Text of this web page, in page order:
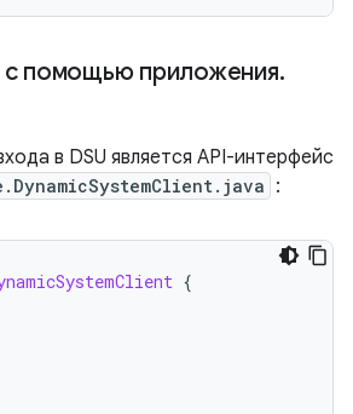
с помощью приложения.
в DSU является API-интерфейс
:
{